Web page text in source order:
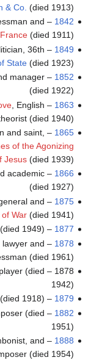
& Co. (died 1913)
1842
–
and
(died 1911)
1849
–
36th
State(died 1923)
1852
–
manager
(died 1922)
1863
–
, English
(died 1940)
1865
–
and saint,
of the Agonizing
Jesus(died 1939)
1866
–
academic
(died 1927)
1875
–
and
War(died 1941)
1877
–
1949)
1878
–
and
(died 1961)
1878 –
(died
1942)
1879
–
1918)
1882
–
(died
1951)
1888
–
and
(died 1954)